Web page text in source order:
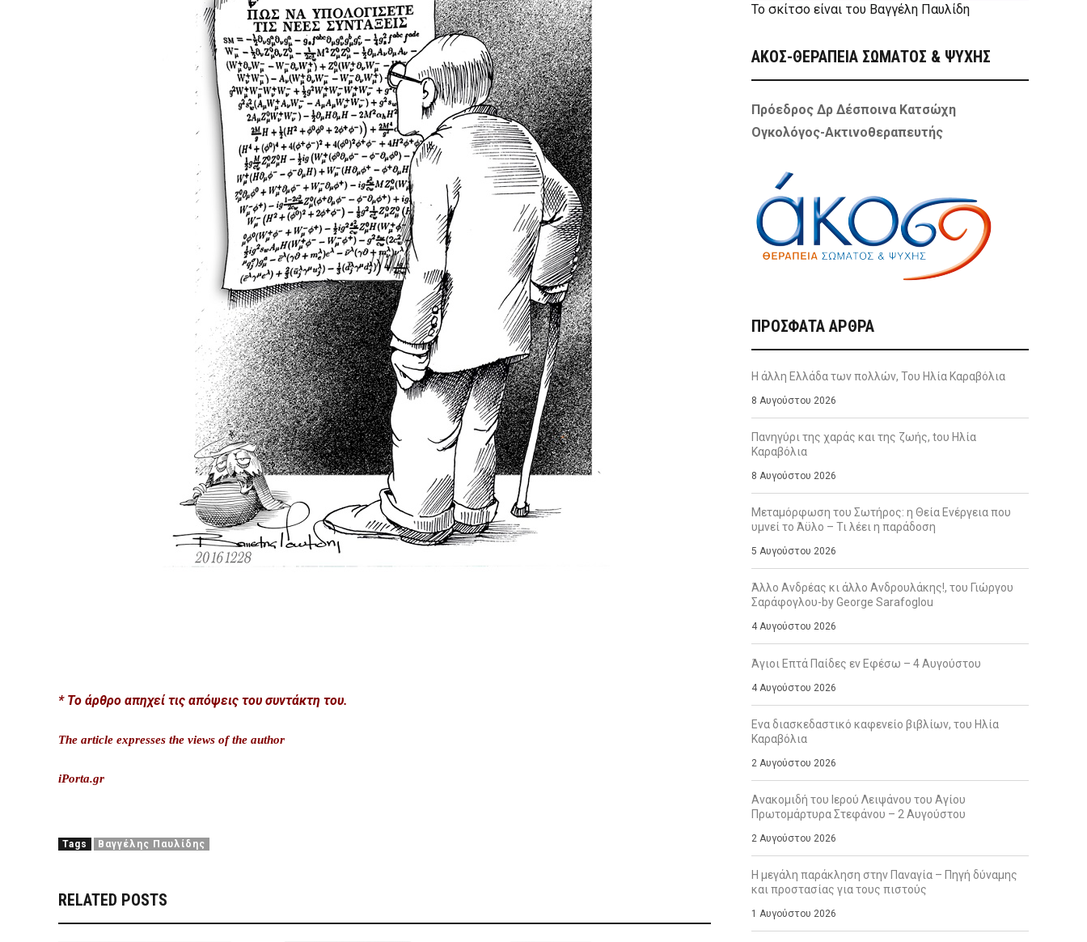
* Το άρθρο απηχεί τις απόψεις του συντάκτη του.
The article expresses the views of the author
iPorta.gr
Tags Βαγγέλης Παυλίδης
RELATED POSTS
Το σκίτσο είναι του Βαγγέλη Παυλίδη
ΑΚΟΣ-ΘΕΡΑΠΕΙΑ ΣΩΜΑΤΟΣ & ΨΥΧΗΣ
Πρόεδρος Δρ Δέσποινα Κατσώχη
Ογκολόγος-Ακτινοθεραπευτής
ΠΡΌΣΦΑΤΑ ΆΡΘΡΑ
Η άλλη Ελλάδα των πολλών, Του Ηλία Καραβόλια
8 Αυγούστου 2026
Πανηγύρι της χαράς και της ζωής, tου Ηλία
Καραβόλια
8 Αυγούστου 2026
Μεταμόρφωση του Σωτήρος: η Θεία Ενέργεια που
υμνεί το Άϋλο – Τι λέει η παράδοση
5 Αυγούστου 2026
Άλλο Ανδρέας κι άλλο Ανδρουλάκης!, του Γιώργου
Σαράφογλου-by George Sarafoglou
4 Αυγούστου 2026
Άγιοι Επτά Παίδες εν Εφέσω – 4 Αυγούστου
4 Αυγούστου 2026
Ενα διασκεδαστικό καφενείο βιβλίων, του Ηλία
Καραβόλια
2 Αυγούστου 2026
Ανακομιδή του Ιερού Λειψάνου του Αγίου
Πρωτομάρτυρα Στεφάνου – 2 Αυγούστου
2 Αυγούστου 2026
Η μεγάλη παράκληση στην Παναγία – Πηγή δύναμης
και προστασίας για τους πιστούς
1 Αυγούστου 2026